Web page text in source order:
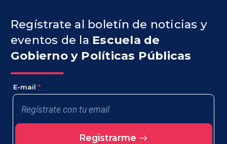
Regístrate al boletín de noticias y
eventos de la Escuela de
Gobierno y Políticas Públicas
E-mail *
Registrarme